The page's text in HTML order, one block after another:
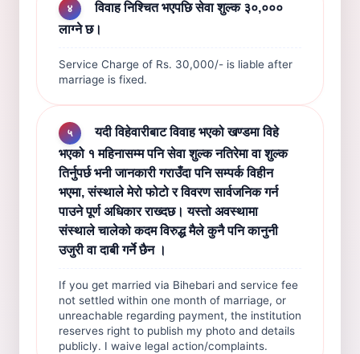
४
विवाह निश्चित भएपछि सेवा शुल्क ३०,०००
लाग्ने छ।
Service Charge of Rs. 30,000/- is liable after
marriage is fixed.
५
यदी विहेवारीबाट विवाह भएको खण्डमा विहे
भएको १ महिनासम्म पनि सेवा शुल्क नतिरेमा वा शुल्क
तिर्नुपर्छ भनी जानकारी गराउँदा पनि सम्पर्क विहीन
भएमा, संस्थाले मेरो फोटो र विवरण सार्वजनिक गर्न
पाउने पूर्ण अधिकार राख्दछ। यस्तो अवस्थामा
संस्थाले चालेको कदम विरुद्ध मैले कुनै पनि कानुनी
उजुरी वा दाबी गर्ने छैन ।
If you get married via Bihebari and service fee
not settled within one month of marriage, or
unreachable regarding payment, the institution
reserves right to publish my photo and details
publicly. I waive legal action/complaints.